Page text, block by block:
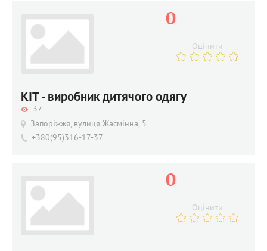
КІТ - виробник дитячого одягу
37
Запоріжжя, вулиця Жасмінна, 5
+380(95)316-17-37
0
Оцінити
0
Оцінити